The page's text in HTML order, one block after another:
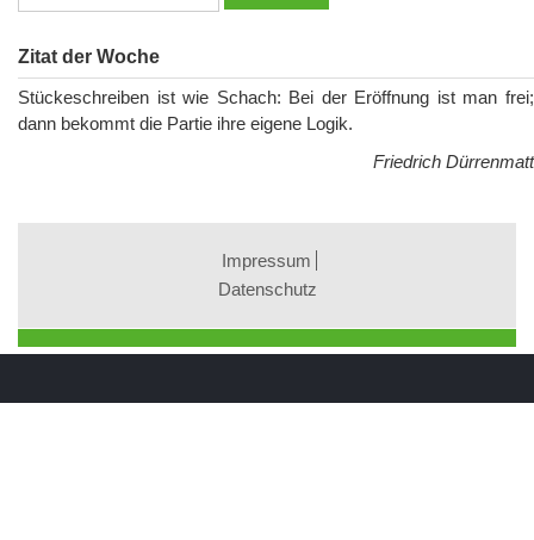
Zitat der Woche
Stückeschreiben ist wie Schach: Bei der Eröffnung ist man frei;
dann bekommt die Partie ihre eigene Logik.
Friedrich Dürrenmatt
Impressum
Datenschutz